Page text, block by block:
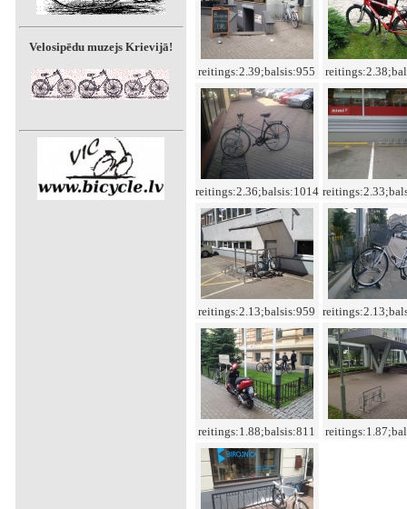
Velosipēdu muzejs Krievijā!
reitings:2.39;balsis:955
reitings:2.36;balsis:1014
reitings:2.13;balsis:959
reitings:1.88;balsis:811